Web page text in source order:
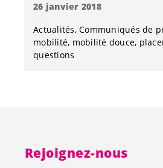
26 janvier 2018
Actualités Communiqués de
mobilité mobilité douce
questions
Rejoignez-nous